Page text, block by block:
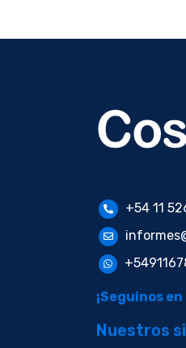
+54 11
¡Seguinos
Nuestros